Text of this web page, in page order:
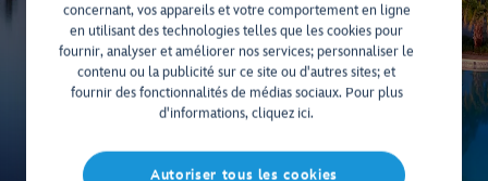
concernant, vos appareils et votre comportement en ligne
en utilisant des technologies telles que les cookies pour
fournir, analyser et améliorer nos services; personnaliser le
contenu ou la publicité sur ce site ou d'autres sites; et
fournir des fonctionnalités de médias sociaux. Pour plus
d'informations, cliquez ici.
Autoriser tous les cookies